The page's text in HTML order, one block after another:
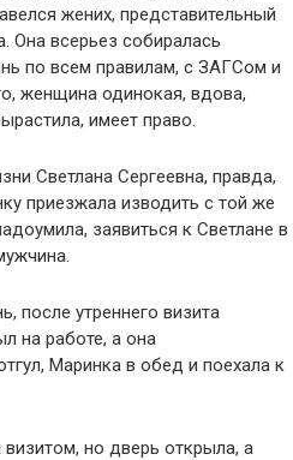
жених, представительный
Она всерьез собиралась
по всем правилам, с ЗАГСом и
женщина одинокая, вдова,
имеет право.
Светлана Сергеевна, правда,
приезжала изводить с той же
заявиться к Светлане в
после утреннего визита
на работе, а она
Маринка в обед и поехала к
но дверь открыла, а